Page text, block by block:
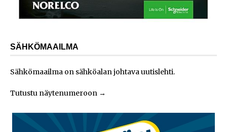
SÄHKÖMAAILMA
Sähkömaailma on sähköalan johtava uutislehti.
Tutustu näytenumeroon →